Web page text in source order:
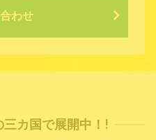
わせ
カ国で展開中！!